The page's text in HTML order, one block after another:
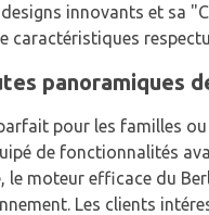
innovants et sa
panoramiques
pour les familles
de fonctionnalités
le moteur efficace du
Les clients